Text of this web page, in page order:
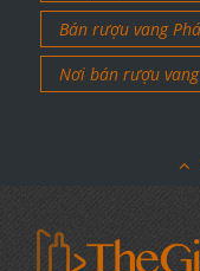
Bán rượu vang
Nơi bán rượu